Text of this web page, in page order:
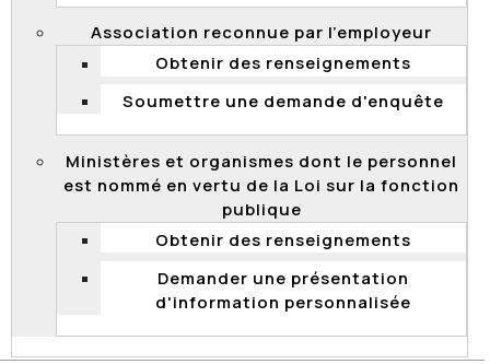
Association reconnue par l’employeur
Obtenir des renseignements
Soumettre une demande d'enquête
Ministères et organismes dont le personnel
est nommé en vertu de la Loi sur la fonction
publique
Obtenir des renseignements
Demander une présentation
d'information personnalisée
Décision
Objet de la demande : Obtenir copie des courriels
échangés entre la présidente et le SCT, ainsi que
les courriels et pièces jointes de la présidente au
compressions de personnel et de l'abolition de la
CFP pour la période du 1er janvier 2025 à
aujourd'hui.
Date de transmission : 14 mai 2026
Date de diffusion : 14 mai 2026
Documents transmis
Décision